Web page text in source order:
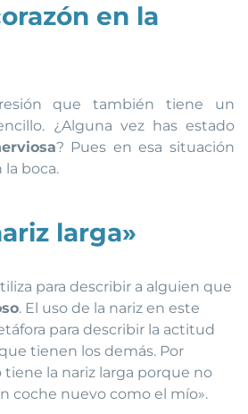
en la
que también tiene un
¿Alguna vez has estado
? Pues en esa situación
la boca.
larga»
para describir a alguien que
. El uso de la nariz en este
para describir la actitud
tienen los demás. Por
tiene la nariz larga porque no
coche nuevo como el mío».